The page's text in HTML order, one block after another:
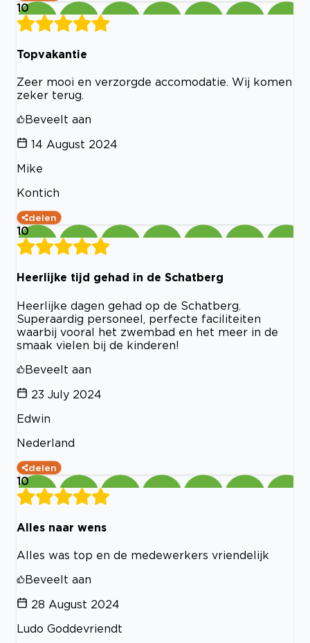
10
Topvakantie
Zeer mooi en verzorgde accomodatie. Wij komen
zeker terug.
Beveelt aan
14 August 2024
Mike
Kontich
delen
10
Heerlijke tijd gehad in de Schatberg
Heerlijke dagen gehad op de Schatberg.
Superaardig personeel, perfecte faciliteiten
waarbij vooral het zwembad en het meer in de
smaak vielen bij de kinderen!
Beveelt aan
23 July 2024
Edwin
Nederland
delen
10
Alles naar wens
Alles was top en de medewerkers vriendelijk
Beveelt aan
28 August 2024
Ludo Goddevriendt